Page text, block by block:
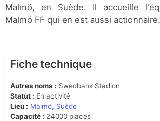
Malmö, en Suède. Il accueille
Malmö FF qui en est aussi actionnaire.
Fiche technique
Autres noms : Swedbank Stadion
Statut : En activité
Lieu : Malmö, Suède
Capacité : 24000 places